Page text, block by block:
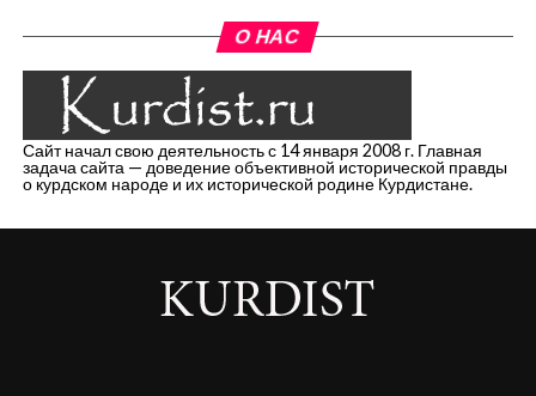
О НАС
Сайт начал свою деятельность с 14 января 2008 г. Главная
задача сайта — доведение объективной исторической правды
о курдском народе и их исторической родине Курдистане.